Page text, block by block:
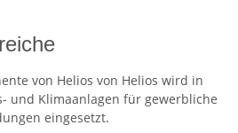
von Helios von Helios wird in
und Klimaanlagen für gewerbliche
eingesetzt.